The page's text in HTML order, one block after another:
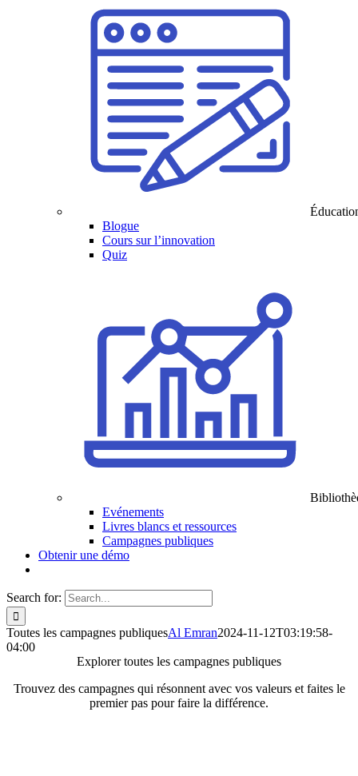
Blogue
Cours sur l’innovation
Quiz
Evénements
Livres blancs et ressources
Campagnes publiques
Obtenir une démo
Search for:
Toutes les campagnes publiquesAl Emran2024-11-12T03:19:58-
04:00
Explorer toutes les campagnes publiques
Trouvez des campagnes qui résonnent avec vos valeurs et faites le
premier pas pour faire la différence.